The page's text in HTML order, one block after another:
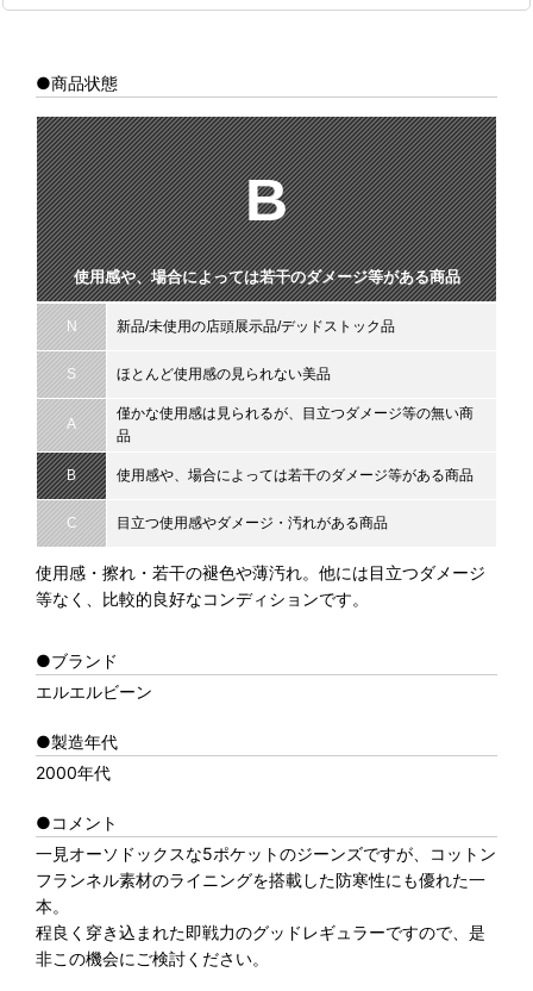
●商品状態
B
使用感や、場合によっては若干のダメージ等がある商品
N 新品/未使用の店頭展示品/デッドストック品
S ほとんど使用感の見られない美品
A
僅かな使用感は見られるが、目立つダメージ等の無い商
品
B 使用感や、場合によっては若干のダメージ等がある商品
C 目立つ使用感やダメージ・汚れがある商品
使用感・擦れ・若干の褪色や薄汚れ。他には目立つダメージ
等なく、比較的良好なコンディションです。
●ブランド
エルエルビーン
●製造年代
2000年代
●コメント
一見オーソドックスな5ポケットのジーンズですが、コットン
フランネル素材のライニングを搭載した防寒性にも優れた一
本。
程良く穿き込まれた即戦力のグッドレギュラーですので、是
非この機会にご検討ください。